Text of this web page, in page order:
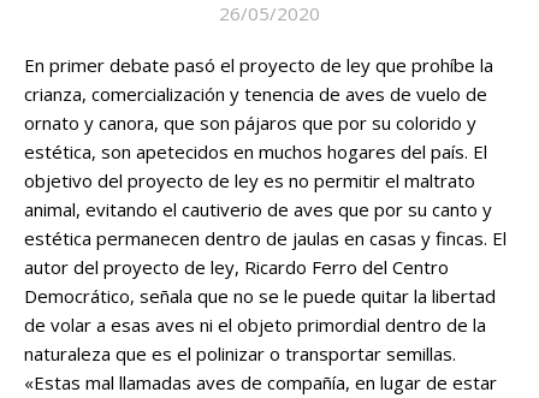
26/05/2020
En primer debate pasó el proyecto de ley que prohíbe la
crianza, comercialización y tenencia de aves de vuelo de
ornato y canora, que son pájaros que por su colorido y
estética, son apetecidos en muchos hogares del país. El
objetivo del proyecto de ley es no permitir el maltrato
animal, evitando el cautiverio de aves que por su canto y
estética permanecen dentro de jaulas en casas y fincas. El
autor del proyecto de ley, Ricardo Ferro del Centro
Democrático, señala que no se le puede quitar la libertad
de volar a esas aves ni el objeto primordial dentro de la
naturaleza que es el polinizar o transportar semillas.
«Estas mal llamadas aves de compañía, en lugar de estar